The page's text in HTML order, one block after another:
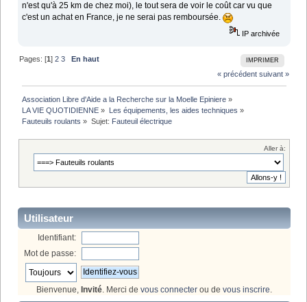
n'est qu'à 25 km de chez moi), le tout sera de voir le coût car vu que
c'est un achat en France, je ne serai pas remboursée.
IP archivée
IMPRIMER
Pages: [1]2 3
En haut
« précédent suivant »
Association Libre d'Aide a la Recherche sur la Moelle Epiniere »
LA VIE QUOTIDIENNE » Les équipements, les aides techniques »
Fauteuils roulants » Sujet: Fauteuil électrique
Aller à:
Utilisateur
Identifiant:
Mot de passe:
Bienvenue, Invité. Merci de vous connecter ou de vous inscrire.